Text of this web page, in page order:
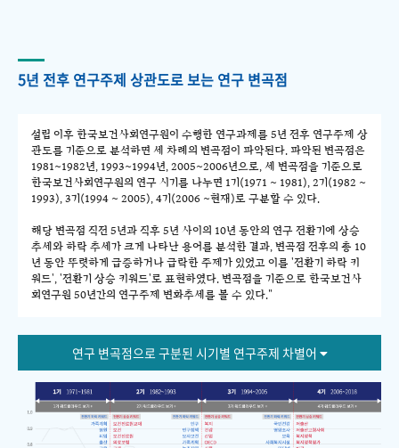
5년 전후 연구주제 상관도로 보는 연구 변곡점
설립 이후 한국보건사회연구원이 수행한 연구과제를 5년 전후 연구주제 상
관도를 기준으로 분석하면 세 차례의 변곡점이 파악된다. 파악된 변곡점은
1981~1982년, 1993~1994년, 2005~2006년으로, 세 변곡점을 기준으로
한국보건사회연구원의 연구 시기를 나누면 1기(1971 ~ 1981), 2기(1982 ~
1993), 3기(1994 ~ 2005), 4기(2006 ~현재)로 구분할 수 있다.
해당 변곡점 직전 5년과 직후 5년 사이의 10년 동안의 연구 전환기에 상승
추세와 하락 추세가 크게 나타난 용어를 분석한 결과, 변곡점 전후의 총 10
년 동안 뚜렷하게 급증하거나 급락한 주제가 있었고 이를 '전환기 하락 키
워드', '전환기 상승 키워드'로 표현하였다. 변곡점을 기준으로 한국보건사
회연구원 50년간의 연구주제 변화추세를 볼 수 있다."
연구 변곡점으로 구분된 시기별 연구주제 차별어